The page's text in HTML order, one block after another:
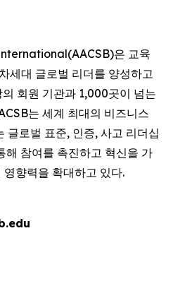
은 교육
세대 글로벌 리더를 양성하고
회원 기관과 1,000곳이 넘는
는 세계 최대의 비즈니스
글로벌 표준, 인증, 사고 리더십
참여를 촉진하고 혁신을 가
향력을 확대하고 있다.